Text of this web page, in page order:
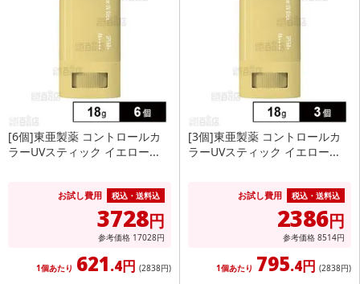
[6個]東亜製薬 コントロールカ
ラーUVスティック イエロー...
お試し費用 税込・送料込
3728円
参考価格 17028円
1個あたり 621.4円 (2838円)
[3個]東亜製薬 コントロールカ
ラーUVスティック イエロー...
お試し費用 税込・送料込
2386円
参考価格 8514円
1個あたり 795.4円 (2838円)